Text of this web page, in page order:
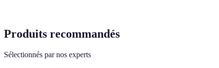
Produits recommandés
Sélectionnés par nos experts